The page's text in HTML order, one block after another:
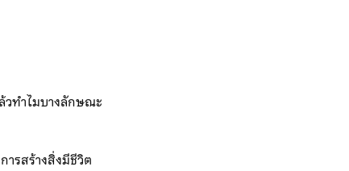
วทำไมบางลักษณะ
ารสร้างสิ่งมีชีวิต